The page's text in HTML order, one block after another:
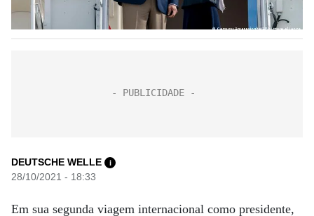
DEUTSCHE WELLE i
28/10/2021 - 18:33
Em sua segunda viagem internacional como presidente,